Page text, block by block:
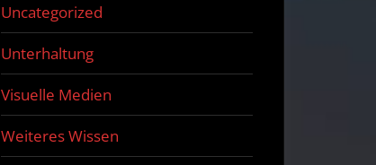
Uncategorized
Unterhaltung
Visuelle Medien
Weiteres Wissen